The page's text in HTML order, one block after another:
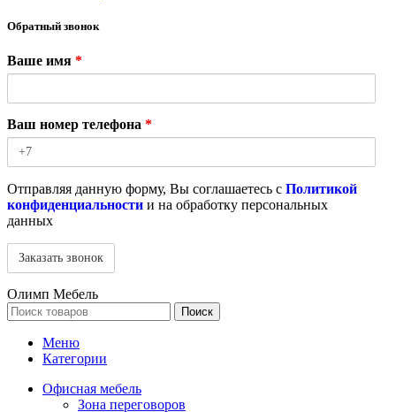
Обратный звонок
Ваше имя *
Ваш номер телефона *
Отправляя данную форму, Вы соглашаетесь с Политикой
конфиденциальности и на обработку персональных
данных
Олимп Мебель
Поиск
Меню
Категории
Офисная мебель
Зона переговоров